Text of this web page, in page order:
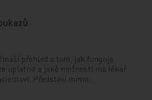
přehled o tom, jak funguje
uplatnit a jaké možnosti má lékař
Představí mimo…